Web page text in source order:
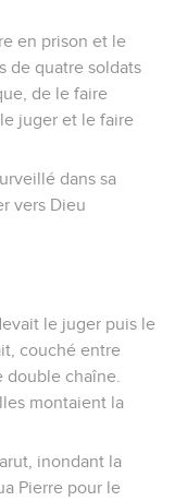
en prison et le
de quatre soldats
de le faire
juger et le faire
dans sa
vers Dieu
le juger puis le
couché entre
double chaîne.
montaient la
inondant la
Pierre pour le